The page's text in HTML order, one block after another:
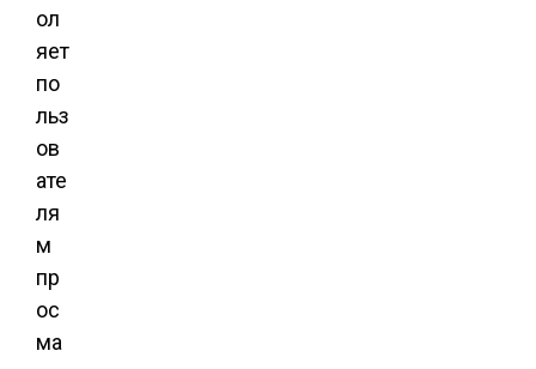
ол
яет
по
льз
ов
ате
ля
м
пр
ос
ма